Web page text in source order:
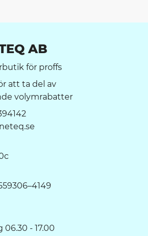
AB
för proffs
att ta del av
volymrabatter
06.30 - 17.00